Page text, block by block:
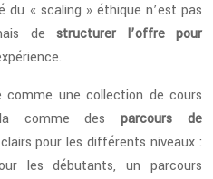
« scaling » éthique n’est pas
destructurer l’offre pour
une collection de cours
la comme desparcours de
pour les différents niveaux :
les débutants, un parcours